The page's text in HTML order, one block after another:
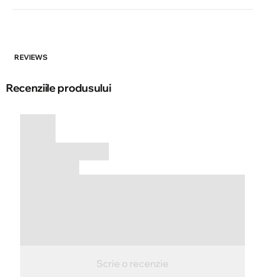
REVIEWS
Recenziile produsului
Scrie o recenzie